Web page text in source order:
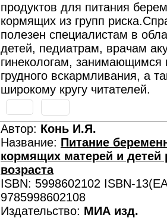
продуктов для питания
кормящих из групп
полезен специалистам в
детей, педиатрам, врачам
гинекологам, занимающимся
грудного вскармливания, а
широкому кругу читателей.
Автор: Конь И.Я.
Название: Питание
кормящих матерей и детей
возраста
ISBN: 5998602102 ISBN-
9785998602108
Издательство: МИА изд.